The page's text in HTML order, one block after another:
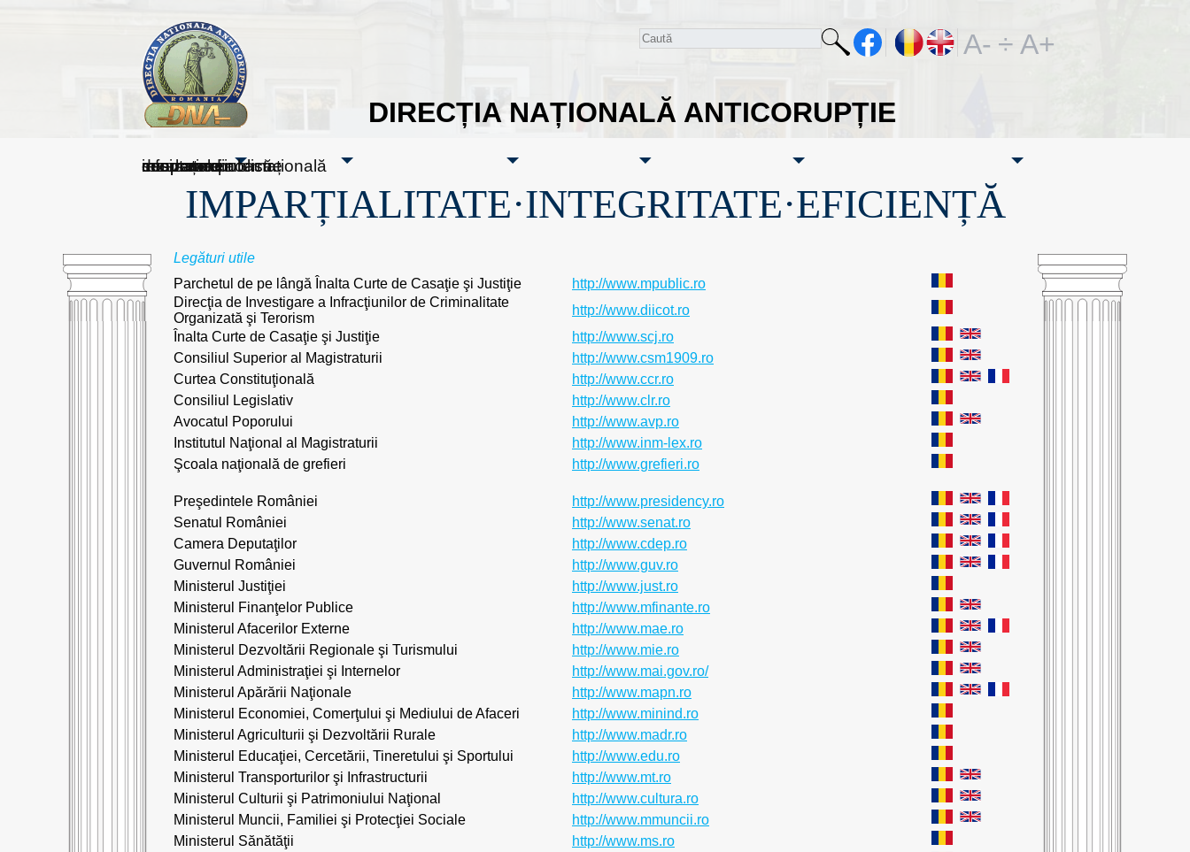
DIRECȚIA NAȚIONALĂ ANTICORUPȚIE
A- ÷ A+
sesizați-ne
despre noi
rezultatele noastre
mass media
informare publică
cooperare internațională
IMPARȚIALITATE·INTEGRITATE·EFICIENȚĂ
Legături utile
Parchetul de pe lângă Înalta Curte de Casaţie şi Justiţie
http://www.mpublic.ro
Direcţia de Investigare a Infracţiunilor de Criminalitate
Organizată şi Terorism
http://www.diicot.ro
Înalta Curte de Casaţie şi Justiţie
http://www.scj.ro
Consiliul Superior al Magistraturii
http://www.csm1909.ro
Curtea Constituţională
http://www.ccr.ro
Consiliul Legislativ
http://www.clr.ro
Avocatul Poporului
http://www.avp.ro
Institutul Naţional al Magistraturii
http://www.inm-lex.ro
Şcoala naţională de grefieri
http://www.grefieri.ro
Preşedintele României
http://www.presidency.ro
Senatul României
http://www.senat.ro
Camera Deputaţilor
http://www.cdep.ro
Guvernul României
http://www.guv.ro
Ministerul Justiţiei
http://www.just.ro
Ministerul Finanţelor Publice
http://www.mfinante.ro
Ministerul Afacerilor Externe
http://www.mae.ro
Ministerul Dezvoltării Regionale şi Turismului
http://www.mie.ro
Ministerul Administraţiei şi Internelor
http://www.mai.gov.ro/
Ministerul Apărării Naţionale
http://www.mapn.ro
Ministerul Economiei, Comerţului şi Mediului de Afaceri
http://www.minind.ro
Ministerul Agriculturii şi Dezvoltării Rurale
http://www.madr.ro
Ministerul Educaţiei, Cercetării, Tineretului şi Sportului
http://www.edu.ro
Ministerul Transporturilor şi Infrastructurii
http://www.mt.ro
Ministerul Culturii şi Patrimoniului Naţional
http://www.cultura.ro
Ministerul Muncii, Familiei şi Protecţiei Sociale
http://www.mmuncii.ro
Ministerul Sănătăţii
http://www.ms.ro